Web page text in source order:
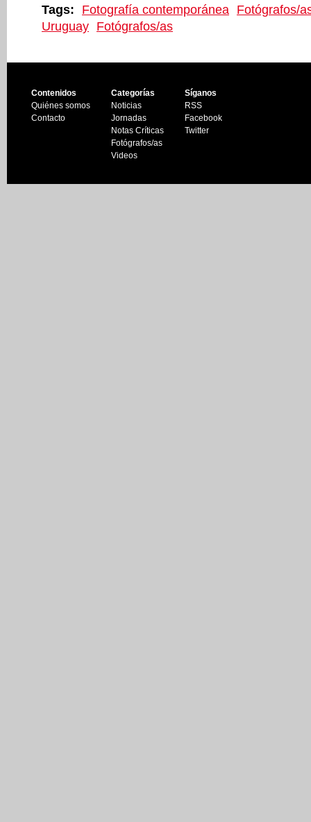
Tags: Fotografía contemporánea Fotógrafos/
Uruguay Fotógrafos/as
Contenidos
Quiénes somos
Contacto
Categorías
Noticias
Jornadas
Notas Críticas
Fotógrafos/as
Videos
Síganos
RSS
Facebook
Twitter